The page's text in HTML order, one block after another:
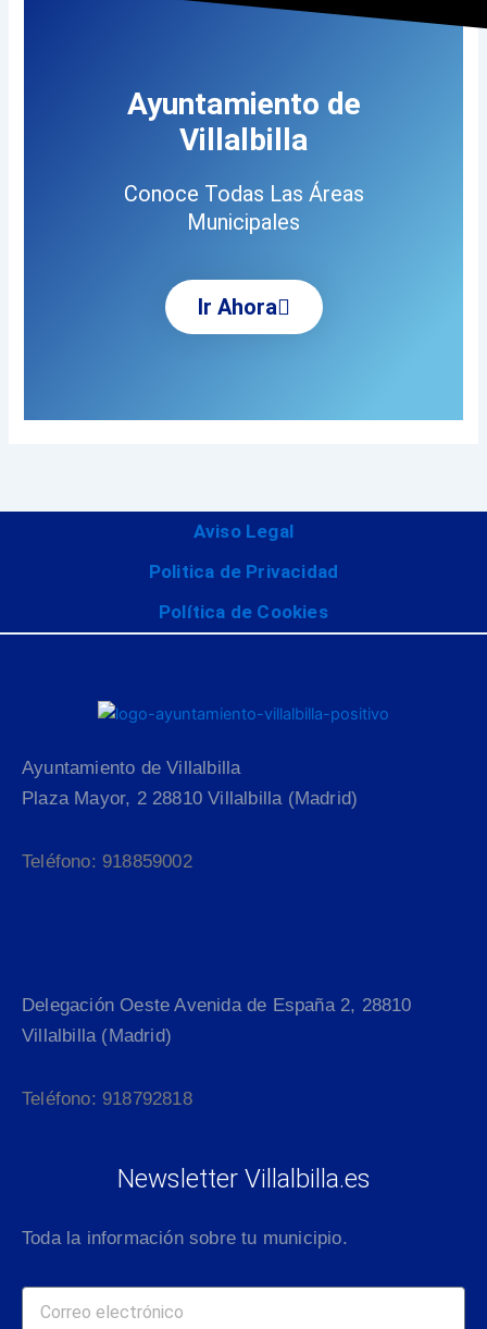
Ayuntamiento de
Villalbilla
Conoce Todas Las Áreas
Municipales
Ir Ahora
Aviso Legal
Politica de Privacidad
Política de Cookies
Ayuntamiento de Villalbilla
Plaza Mayor, 2 28810 Villalbilla (Madrid)
Teléfono: 918859002
Delegación Oeste Avenida de España 2, 28810
Villalbilla (Madrid)
Teléfono: 918792818
Newsletter Villalbilla.es
Toda la información sobre tu municipio.